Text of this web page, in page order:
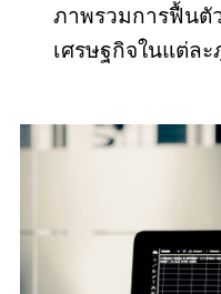
ภาพรวมการฟื้นตั
เศรษฐกิจในแต่ล